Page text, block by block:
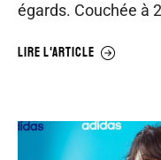
égards. Couchée à
LIRE L'ARTICLE